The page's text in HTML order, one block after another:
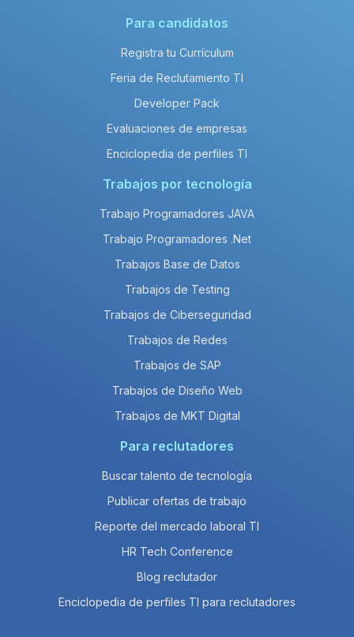
Para candidatos
Registra tu Currículum
Feria de Reclutamiento TI
Developer Pack
Evaluaciones de empresas
Enciclopedia de perfiles TI
Trabajos por tecnología
Trabajo Programadores JAVA
Trabajo Programadores .Net
Trabajos Base de Datos
Trabajos de Testing
Trabajos de Ciberseguridad
Trabajos de Redes
Trabajos de SAP
Trabajos de Diseño Web
Trabajos de MKT Digital
Para reclutadores
Buscar talento de tecnología
Publicar ofertas de trabajo
Reporte del mercado laboral TI
HR Tech Conference
Blog reclutador
Enciclopedia de perfiles TI para reclutadores